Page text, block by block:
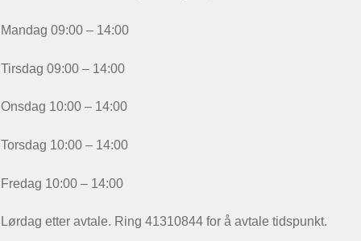
Mandag 09:00 – 14:00
Tirsdag 09:00 – 14:00
Onsdag 10:00 – 14:00
Torsdag 10:00 – 14:00
Fredag 10:00 – 14:00
Lørdag etter avtale. Ring 41310844 for å avtale tidspunkt.